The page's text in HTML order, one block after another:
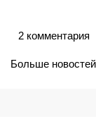
Больше
2 комментария